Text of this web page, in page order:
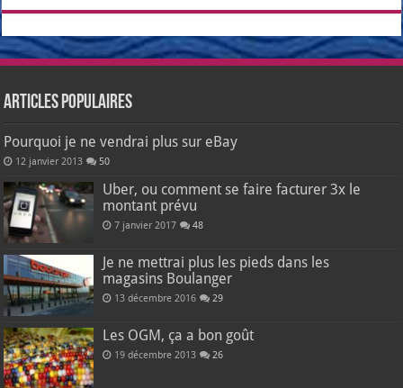
Articles populaires
Pourquoi je ne vendrai plus sur eBay
12 janvier 2013 50
Uber, ou comment se faire facturer 3x le
montant prévu
7 janvier 2017 48
Je ne mettrai plus les pieds dans les
magasins Boulanger
13 décembre 2016 29
Les OGM, ça a bon goût
19 décembre 2013 26